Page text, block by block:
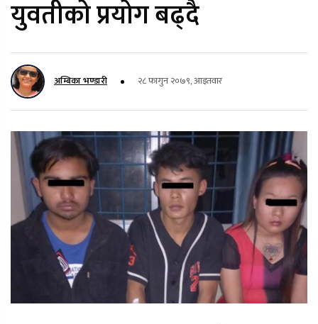
युवतीको प्रयोग बढ्दै
अम्बिका भण्डारी २८ फागुन २०७९, आइतवार